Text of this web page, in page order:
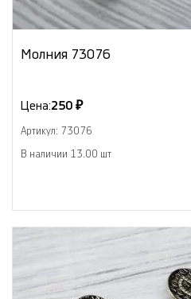
Молния 73076
Цена:250 ₽
Артикул: 73076
В наличии 13.00 шт